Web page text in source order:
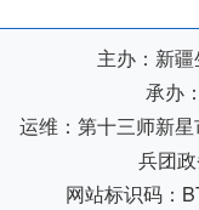
主办：新
承办
运维：第十三师新
兵团
网站标识码：